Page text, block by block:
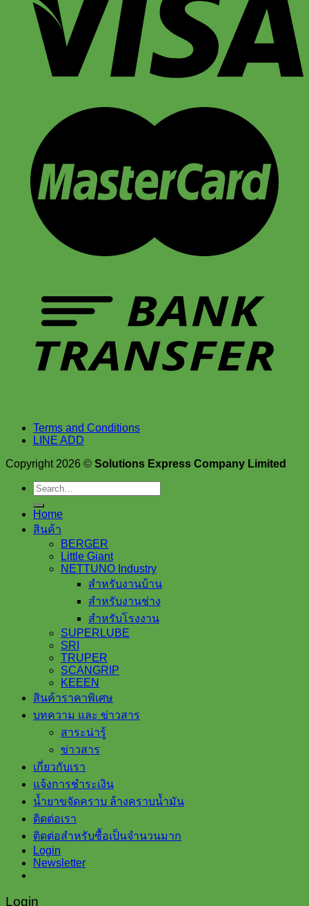
Terms and Conditions
LINE ADD
Copyright 2026 © Solutions Express Company Limited
Search
for:
Home
สินค้า
BERGER
Little Giant
NETTUNO Industry
สำหรับงานบ้าน
สำหรับงานช่าง
สำหรับโรงงาน
SUPERLUBE
SRI
TRUPER
SCANGRIP
KEEEN
สินค้าราคาพิเศษ
บทความ และ ข่าวสาร
สาระน่ารู้
ข่าวสาร
เกี่ยวกับเรา
แจ้งการชำระเงิน
น้ำยาขจัดคราบ ล้างคราบน้ำมัน
ติดต่อเรา
ติดต่อสำหรับซื้อเป็นจำนวนมาก
Login
Newsletter
Login